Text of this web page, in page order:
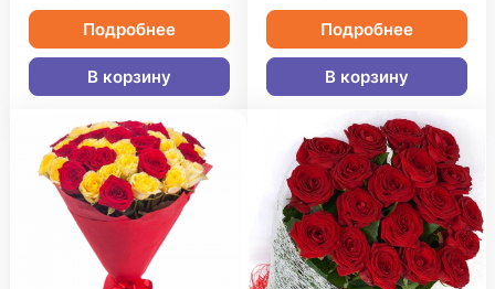
Подробнее
В корзину
Подробнее
В корзину